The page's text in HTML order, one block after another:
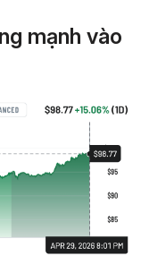
mạnh vào